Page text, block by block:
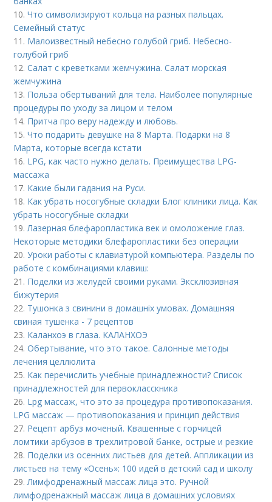
10.Что символизируют кольца на разных пальцах.
Семейный статус
11. Малоизвестный небесно голубой гриб. Небесно-
голубой гриб
12.Салат с креветками жемчужина. Салат морская
жемчужина
13. Польза обертываний для тела. Наиболее популярные
процедуры по уходу за лицом и телом
14. Притча про веру надежду и любовь.
15.Что подарить девушке на 8 Марта. Подарки на 8
Марта, которые всегда кстати
16. LPG, как часто нужно делать. Преимущества LPG-
массажа
17. Какие были гадания на Руси.
18. Как убрать носогубные складки Блог клиники лица. Как
убрать носогубные складки
19.Лазерная блефаропластика век и омоложение глаз.
Некоторые методики блефаропластики без операции
20.Уроки работы с клавиатурой компьютера. Разделы по
работе с комбинациями клавиш:
21. Поделки из желудей своими руками. Эксклюзивная
бижутерия
22. Тушонка з свинини в домашніх умовах. Домашняя
свиная тушенка - 7 рецептов
23. Каланхоэ в глаза. КАЛАНХОЭ
24.Обертывание, что это такое. Салонные методы
лечения целлюлита
25. Как перечислить учебные принадлежности? Список
принадлежностей для первокласскника
26. Lpg массаж, что это за процедура противопоказания.
LPG массаж — противопоказания и принцип действия
27. Рецепт арбуз моченый. Квашенные с горчицей
ломтики арбузов в трехлитровой банке, острые и резкие
28. Поделки из осенних листьев для детей. Аппликации из
листьев на тему «Осень»: 100 идей в детский сад и школу
29.Лимфодренажный массаж лица это. Ручной
лимфодренажный массаж лица в домашних условиях